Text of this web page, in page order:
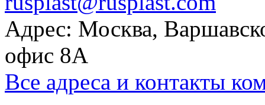
Адрес: Москва,
офис 8А
Все адреса и контакты